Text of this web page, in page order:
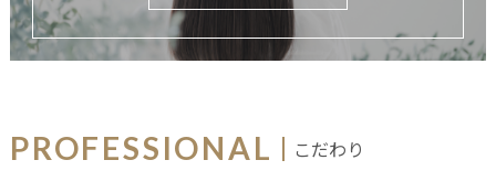
PROFESSIONAL こだわり